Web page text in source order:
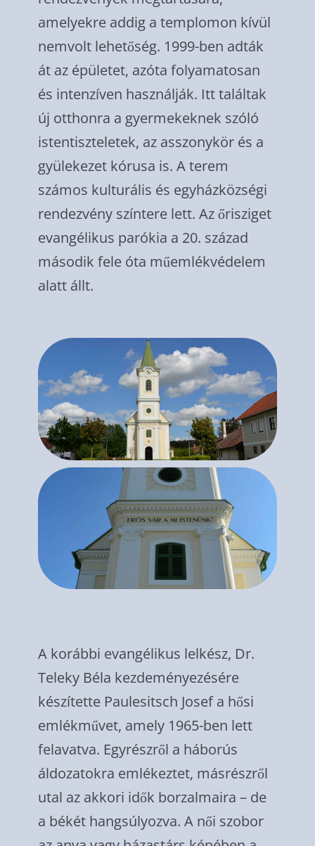
amelyekre addig a templomon kívül
nemvolt lehetőség. 1999-ben adták
át az épületet, azóta folyamatosan
és intenzíven használják. Itt találtak
új otthonra a gyermekeknek szóló
istentiszteletek, az asszonykör és a
gyülekezet kórusa is. A terem
számos kulturális és egyházközségi
rendezvény színtere lett. Az őrisziget
evangélikus parókia a 20. század
második fele óta műemlékvédelem
alatt állt.
A korábbi evangélikus lelkész, Dr.
Teleky Béla kezdeményezésére
készítette Paulesitsch Josef a hősi
emlékművet, amely 1965-ben lett
felavatva. Egyrészről a háborús
áldozatokra emlékeztet, másrészről
utal az akkori idők borzalmaira – de
a békét hangsúlyozva. A női szobor